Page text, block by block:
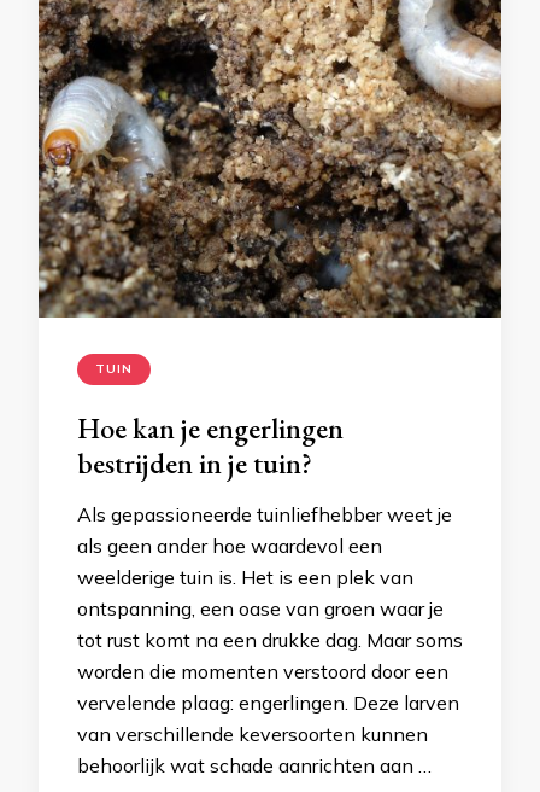
TUIN
Hoe kan je engerlingen
bestrijden in je tuin?
Als gepassioneerde tuinliefhebber weet je
als geen ander hoe waardevol een
weelderige tuin is. Het is een plek van
ontspanning, een oase van groen waar je
tot rust komt na een drukke dag. Maar soms
worden die momenten verstoord door een
vervelende plaag: engerlingen. Deze larven
van verschillende keversoorten kunnen
behoorlijk wat schade aanrichten aan …